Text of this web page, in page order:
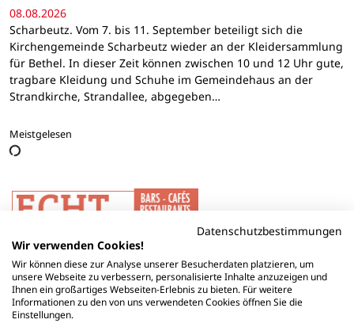
08.08.2026
Scharbeutz. Vom 7. bis 11. September beteiligt sich die
Kirchengemeinde Scharbeutz wieder an der Kleidersammlung
für Bethel. In dieser Zeit können zwischen 10 und 12 Uhr gute,
tragbare Kleidung und Schuhe im Gemeindehaus an der
Strandkirche, Strandallee, abgegeben…
Meistgelesen
Datenschutzbestimmungen
Wir verwenden Cookies!
Wir können diese zur Analyse unserer Besucherdaten platzieren, um
unsere Webseite zu verbessern, personalisierte Inhalte anzuzeigen und
Ihnen ein großartiges Webseiten-Erlebnis zu bieten. Für weitere
Informationen zu den von uns verwendeten Cookies öffnen Sie die
Einstellungen.